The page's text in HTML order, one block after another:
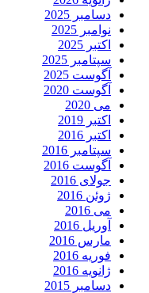
دسامبر 2025
نوامبر 2025
اکتبر 2025
سپتامبر 2025
آگوست 2025
آگوست 2020
می 2020
اکتبر 2019
اکتبر 2016
سپتامبر 2016
آگوست 2016
جولای 2016
ژوئن 2016
می 2016
آوریل 2016
مارس 2016
فوریه 2016
ژانویه 2016
دسامبر 2015